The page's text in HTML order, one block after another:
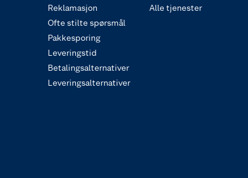
Reklamasjon
Ofte stilte spørsmål
Pakkesporing
Leveringstid
Betalingsalternativer
Leveringsalternativer
Alle tjenester